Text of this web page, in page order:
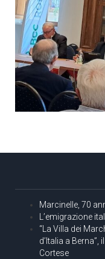
Marcinelle, 70
L’emigrazione
“La Villa dei
d’Italia a
Cortese